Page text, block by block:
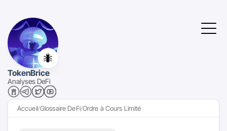
🐜
TokenBrice
Analyses DeFi
Accueil Glossaire DeFi Ordre à Cours Limité